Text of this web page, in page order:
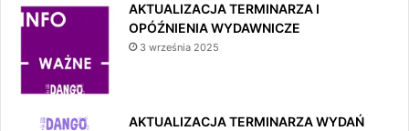
AKTUALIZACJA TERMINARZA I
OPÓŹNIENIA WYDAWNICZE
3 września 2025
AKTUALIZACJA TERMINARZA WYDAŃ